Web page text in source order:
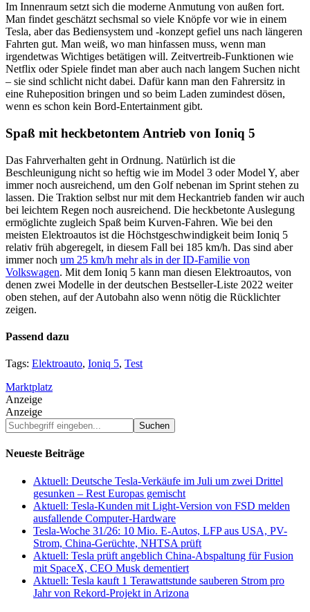
Im Innenraum setzt sich die moderne Anmutung von außen fort.
Man findet geschätzt sechsmal so viele Knöpfe vor wie in einem
Tesla, aber das Bediensystem und -konzept gefiel uns nach längeren
Fahrten gut. Man weiß, wo man hinfassen muss, wenn man
irgendetwas Wichtiges betätigen will. Zeitvertreib-Funktionen wie
Netflix oder Spiele findet man aber auch nach langem Suchen nicht
– sie sind schlicht nicht dabei. Dafür kann man den Fahrersitz in
eine Ruheposition bringen und so beim Laden zumindest dösen,
wenn es schon kein Bord-Entertainment gibt.
Spaß mit heckbetontem Antrieb von Ioniq 5
Das Fahrverhalten geht in Ordnung. Natürlich ist die
Beschleunigung nicht so heftig wie im Model 3 oder Model Y, aber
immer noch ausreichend, um den Golf nebenan im Sprint stehen zu
lassen. Die Traktion selbst nur mit dem Heckantrieb fanden wir auch
bei leichtem Regen noch ausreichend. Die heckbetonte Auslegung
ermöglichte zugleich Spaß beim Kurven-Fahren. Wie bei den
meisten Elektroautos ist die Höchstgeschwindigkeit beim Ioniq 5
relativ früh abgeregelt, in diesem Fall bei 185 km/h. Das sind aber
immer noch um 25 km/h mehr als in der ID-Familie von
Volkswagen. Mit dem Ioniq 5 kann man diesen Elektroautos, von
denen zwei Modelle in der deutschen Bestseller-Liste 2022 weiter
oben stehen, auf der Autobahn also wenn nötig die Rücklichter
zeigen.
Passend dazu
Tags: Elektroauto, Ioniq 5, Test
Marktplatz
Anzeige
Anzeige
Suchbegriff
eingeben...
Neueste Beiträge
Aktuell: Deutsche Tesla-Verkäufe im Juli um zwei Drittel
gesunken – Rest Europas gemischt
Aktuell: Tesla-Kunden mit Light-Version von FSD melden
ausfallende Computer-Hardware
Tesla-Woche 31/26: 10 Mio. E-Autos, LFP aus USA, PV-
Strom, China-Gerüchte, NHTSA prüft
Aktuell: Tesla prüft angeblich China-Abspaltung für Fusion
mit SpaceX, CEO Musk dementiert
Aktuell: Tesla kauft 1 Terawattstunde sauberen Strom pro
Jahr von Rekord-Projekt in Arizona